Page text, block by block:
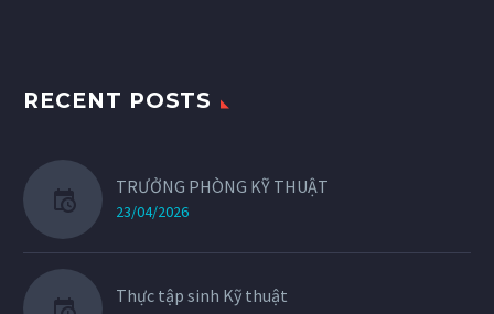
RECENT POSTS
TRƯỞNG PHÒNG KỸ THUẬT
23/04/2026
Thực tập sinh Kỹ thuật